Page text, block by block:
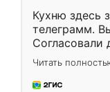
Кухню здесь
телеграмм.
Согласовали
недели кухня
довольны
мебель за
Читать